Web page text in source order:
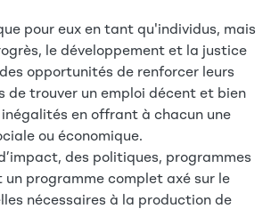
pour eux en tant qu'individus, mais
le développement et la justice
opportunités de renforcer leurs
trouver un emploi décent et bien
en offrant à chacun une
ou économique.
des politiques, programmes
programme complet axé sur le
nécessaires à la production de